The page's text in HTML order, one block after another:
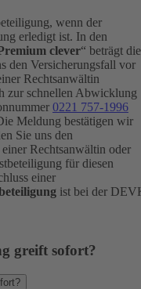
wenn der
erledigt ist. In den
clever“ beträgt die
den Versicherungsfall vor
Rechtsanwältin
zur schnellen Abwicklung
0221 757-1996
Meldung bestätigen wir
Sie uns den
Rechtsanwältin oder
für diesen
einer
ist bei der
greift sofort?